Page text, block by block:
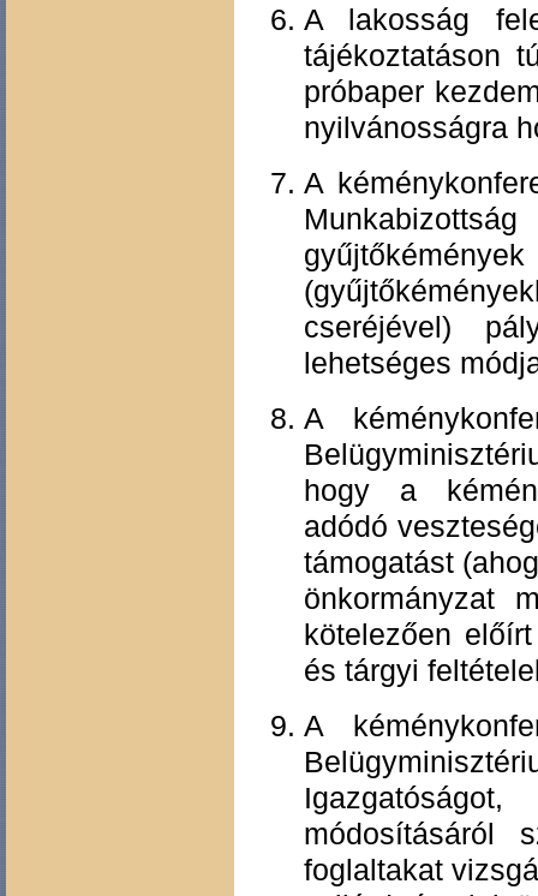
A lakosság
tájékoztatáson
próbaper
nyilvánosságra
A
cseréjével)
lehetséges
A
hogy a
adódó
támogatást
önkormányzat
kötelezően
és tárgyi
A
módosításáról
foglaltakat